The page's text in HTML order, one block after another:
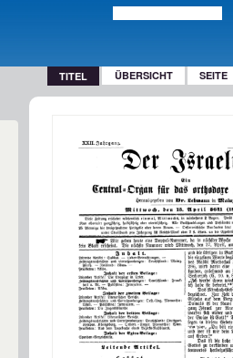
TITEL ÜBERSICHT SEITE